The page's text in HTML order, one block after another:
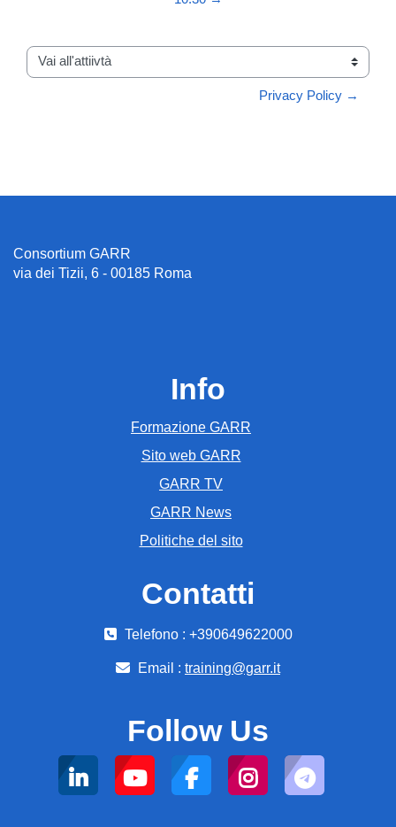
Vai all'attiivtà
Privacy Policy →
Consortium GARR
via dei Tizii, 6 - 00185 Roma
Info
Formazione GARR
Sito web GARR
GARR TV
GARR News
Politiche del sito
Contatti
Telefono : +390649622000
Email : training@garr.it
Follow Us